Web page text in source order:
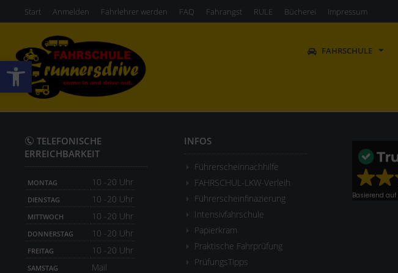
Werkzeugleiste öffnen
Start Anmelden Fahrlehrer werden FAQ Fahrangst RULE Bücherei Impressum
FAHRSCHULE
TELEFONISCHE
ERREICHBARKEIT
MONTAG 10 -20 Uhr
DIENSTAG 10 -20 Uhr
MITTWOCH 10 -20 Uhr
DONNERSTAG 10 -20 Uhr
FREITAG 10 -20 Uhr
SAMSTAG Mail
INFOS
Führerscheinnachhilfe
FAHRSCHUL-LKW-Verleih
Führerscheinfinazierung
Intensivfahrschule
Papierkram
Praktische Fahrprüfung
PrüfungsTipps
Basierend auf